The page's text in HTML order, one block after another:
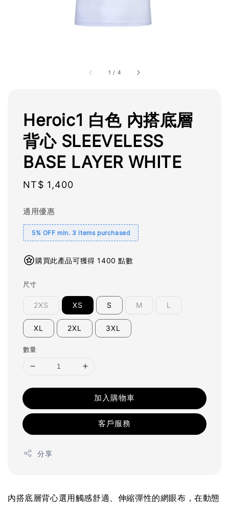
1 / 4
Heroic1 白色 內搭底層
背心 SLEEVELESS
BASE LAYER WHITE
Regular
NT$ 1,400
適用優惠
5% OFF min. 3 items purchased
購買此產品可獲得 1400 點數
尺寸
2XS XS S M L
XL 2XL 3XL
數量
加入購物車
客戶服務
分享
內搭底層背心選用觸感舒適、伸縮彈性的網眼布，在動態